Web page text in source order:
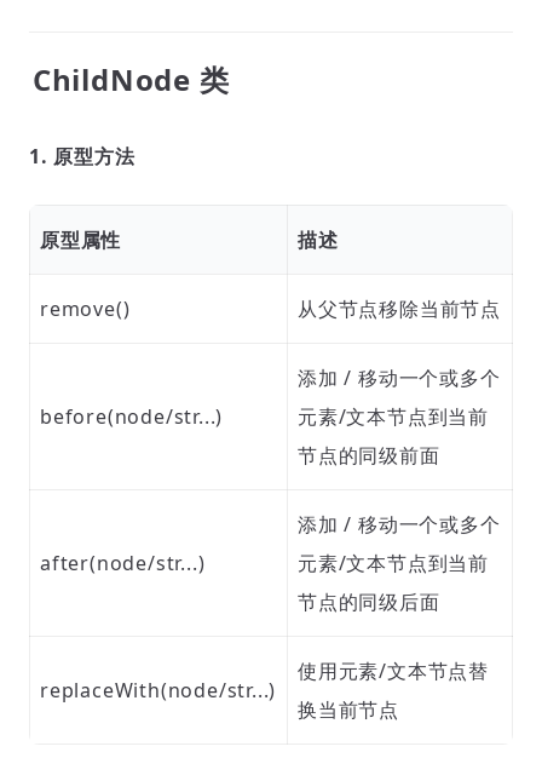
ChildNode 类
1. 原型方法
原型属性 描述
remove() 从父节点移除当前节点
before(node/str...)
添加 / 移动一个或多个
元素/文本节点到当前
节点的同级前面
after(node/str...)
添加 / 移动一个或多个
元素/文本节点到当前
节点的同级后面
replaceWith(node/str...)
使用元素/文本节点替
换当前节点